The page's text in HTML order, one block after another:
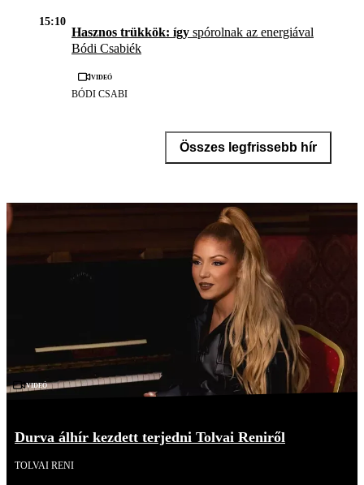
15:10
Hasznos trükkök: így spórolnak az energiával
Bódi Csabiék
Videó
BÓDI CSABI
Összes legfrissebb hír
Videó
Durva álhír kezdett terjedni Tolvai Reniről
TOLVAI RENI